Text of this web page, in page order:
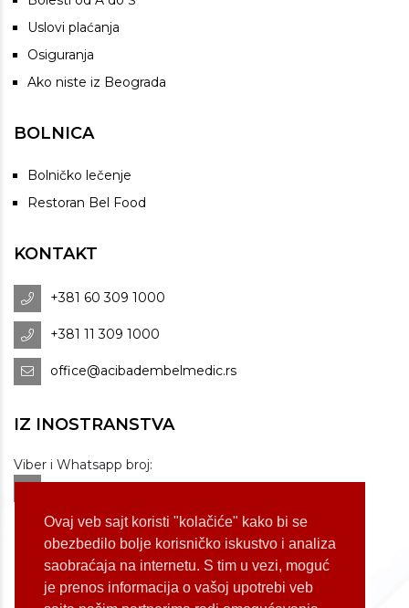
Ovaj veb sajt koristi "kolačiće" kako bi se
obezbedilo bolje korisničko iskustvo i analiza
saobraćaja na internetu. S tim u vezi, moguć
je prenos informacija o vašoj upotrebi veb
Uslovi plaćanja
Osiguranja
Ako niste iz Beograda
BOLNICA
Bolničko lečenje
Restoran Bel Food
KONTAKT
+381 60 309 1000
+381 11 309 1000
office@acibadembelmedic.rs
IZ INOSTRANSTVA
Viber i Whatsapp broj:
+381 60 309 1070
Dostupnost: od 07 do 22h
LOKACIJE